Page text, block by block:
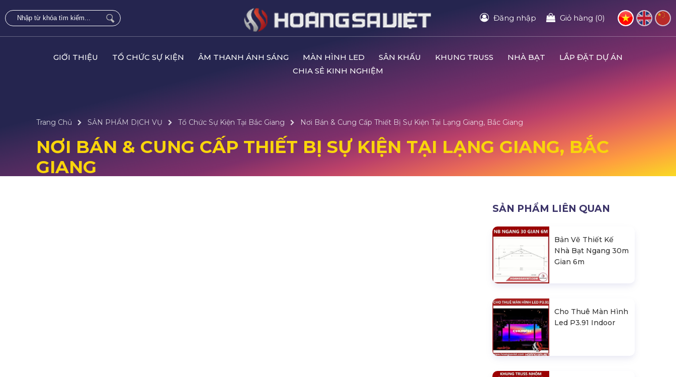
Đăng nhập Giỏ hàng (0)
GIỚI THIỆU TỔ CHỨC SỰ KIỆN ÂM THANH ÁNH SÁNG MÀN HÌNH LED SÂN KHẤU KHUNG TRUSS NHÀ BẠT
LẮP ĐẶT DỰ ÁN
CHIA SẺ KINH NGHIỆM
Trang Chủ SẢN PHẨM DỊCH VỤ Tổ Chức Sự Kiện Tại Bắc Giang Nơi Bán & Cung Cấp Thiết Bị Sự Kiện Tại Lạng Giang, Bắc Giang
NƠI BÁN & CUNG CẤP THIẾT BỊ SỰ KIỆN TẠI LẠNG GIANG, BẮC
GIANG
SẢN PHẨM LIÊN QUAN
Bản Vẽ Thiết Kế
Nhà Bạt Ngang 30m
Gian 6m
Cho Thuê Màn Hình
Led P3.91 Indoor